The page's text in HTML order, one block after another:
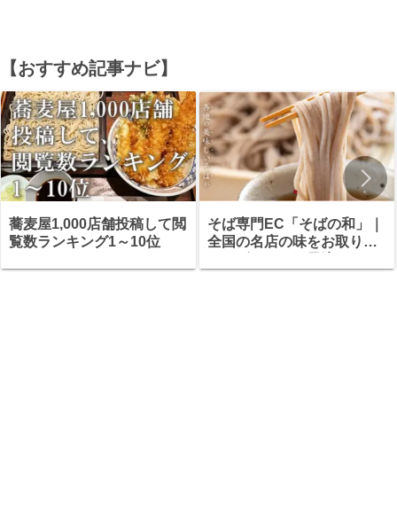
【おすすめ記事ナビ】
蕎麦屋1,000店舗投稿して閲
覧数ランキング1～10位
そば専門EC「そばの和」｜
全国の名店の味をお取り寄